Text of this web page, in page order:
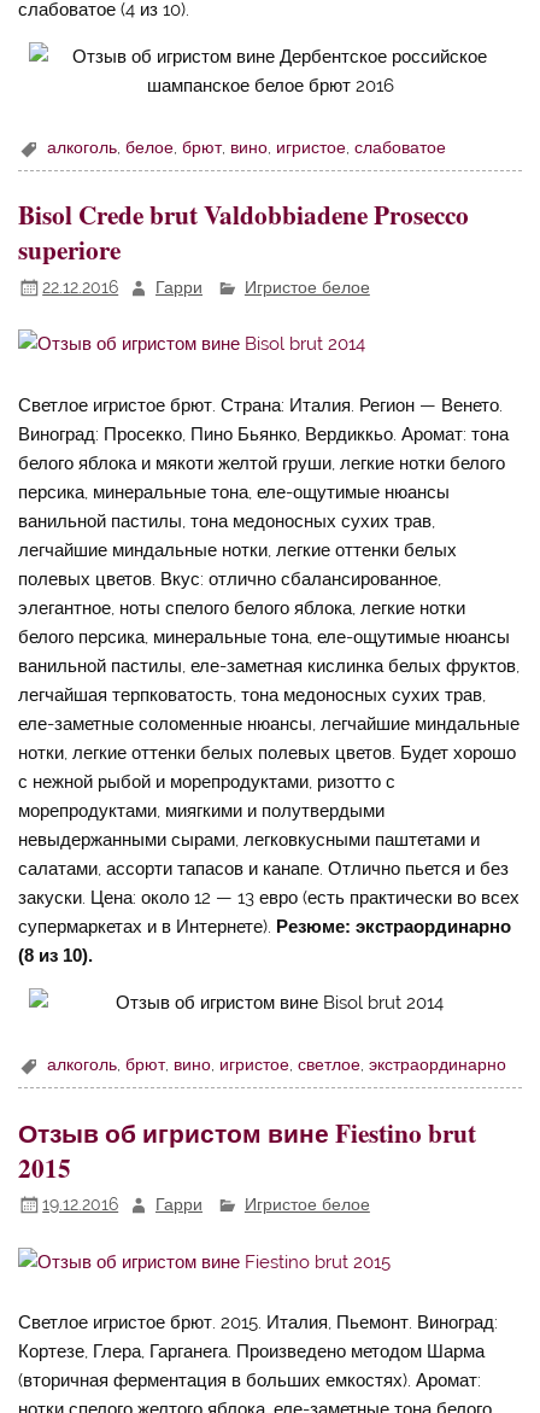
слабоватое (4 из 10).
алкоголь ,белое ,брют, вино игристое ,слабоватое
Bisol Crede brut Valdobbiadene Prosecco
superiore
22.12.2016 Гарри Игристое белое
Светлое игристое брют. Страна: Италия. Регион — Венето.
Виноград: Просекко, Пино Бьянко, Вердиккьо. Аромат: тона
белого яблока и мякоти желтой груши, легкие нотки белого
персика, минеральные тона, еле-ощутимые нюансы
ванильной пастилы, тона медоносных сухих трав,
легчайшие миндальные нотки, легкие оттенки белых
полевых цветов. Вкус: отлично сбалансированное,
элегантное, ноты спелого белого яблока, легкие нотки
белого персика, минеральные тона, еле-ощутимые нюансы
ванильной пастилы, еле-заметная кислинка белых фруктов,
легчайшая терпковатость, тона медоносных сухих трав,
еле-заметные соломенные нюансы, легчайшие миндальные
нотки, легкие оттенки белых полевых цветов. Будет хорошо
с нежной рыбой и морепродуктами, ризотто с
морепродуктами, миягкими и полутвердыми
невыдержанными сырами, легковкусными паштетами и
салатами, ассорти тапасов и канапе. Отлично пьется и без
закуски. Цена: около 12 — 13 евро (есть практически во всех
супермаркетах и в Интернете). Резюме: экстраординарно
(8 из 10).
алкоголь ,брют, вино игристое ,светлое ,экстраординарно
Отзыв об игристом вине Fiestino brut
2015
19.12.2016 Гарри Игристое белое
Светлое игристое брют. 2015. Италия, Пьемонт. Виноград:
Кортезе, Глера, Гарганега. Произведено методом Шарма
(вторичная ферментация в больших емкостях). Аромат: